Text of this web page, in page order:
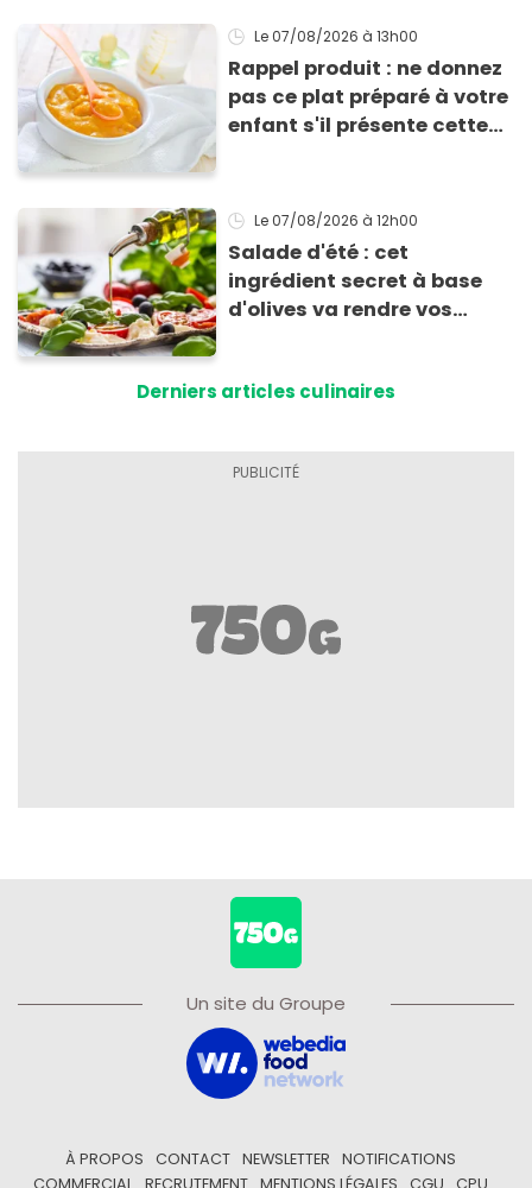
Le 07/08/2026 à 13h00
Rappel produit : ne donnez
pas ce plat préparé à votre
enfant s'il présente cette
Le 07/08/2026 à 12h00
Salade d'été : cet
ingrédient secret à base
d'olives va rendre vos
Derniers articles culinaires
Un site du Groupe
À PROPOS CONTACT NEWSLETTER
NOTIFICATIONS